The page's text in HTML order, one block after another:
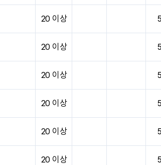
20 이상
20 이상
20 이상
20 이상
20 이상
20 이상